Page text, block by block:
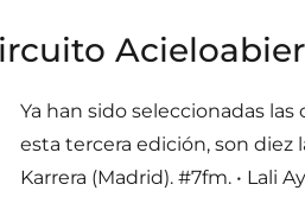
Ya han sido seleccionadas
esta tercera edición, son diez
Karrera (Madrid). #7fm. • Lali